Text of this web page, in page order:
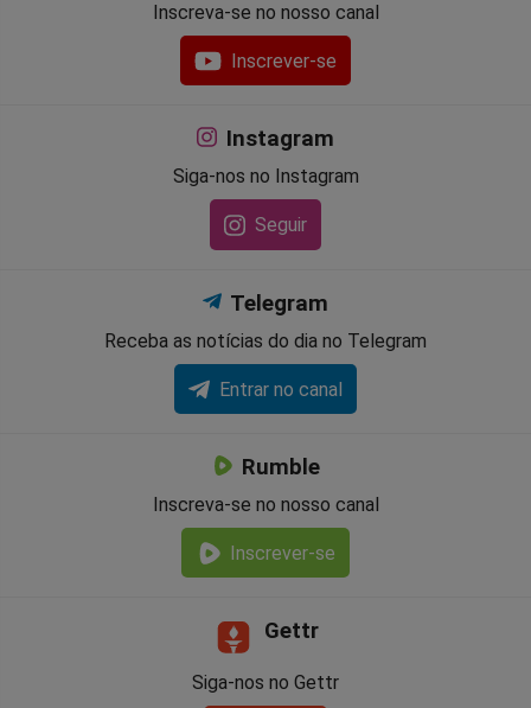
Inscreva-se no nosso canal
Inscrever-se
Instagram
Siga-nos no Instagram
Seguir
Telegram
Receba as notícias do dia no Telegram
Entrar no canal
Rumble
Inscreva-se no nosso canal
Inscrever-se
Gettr
Siga-nos no Gettr